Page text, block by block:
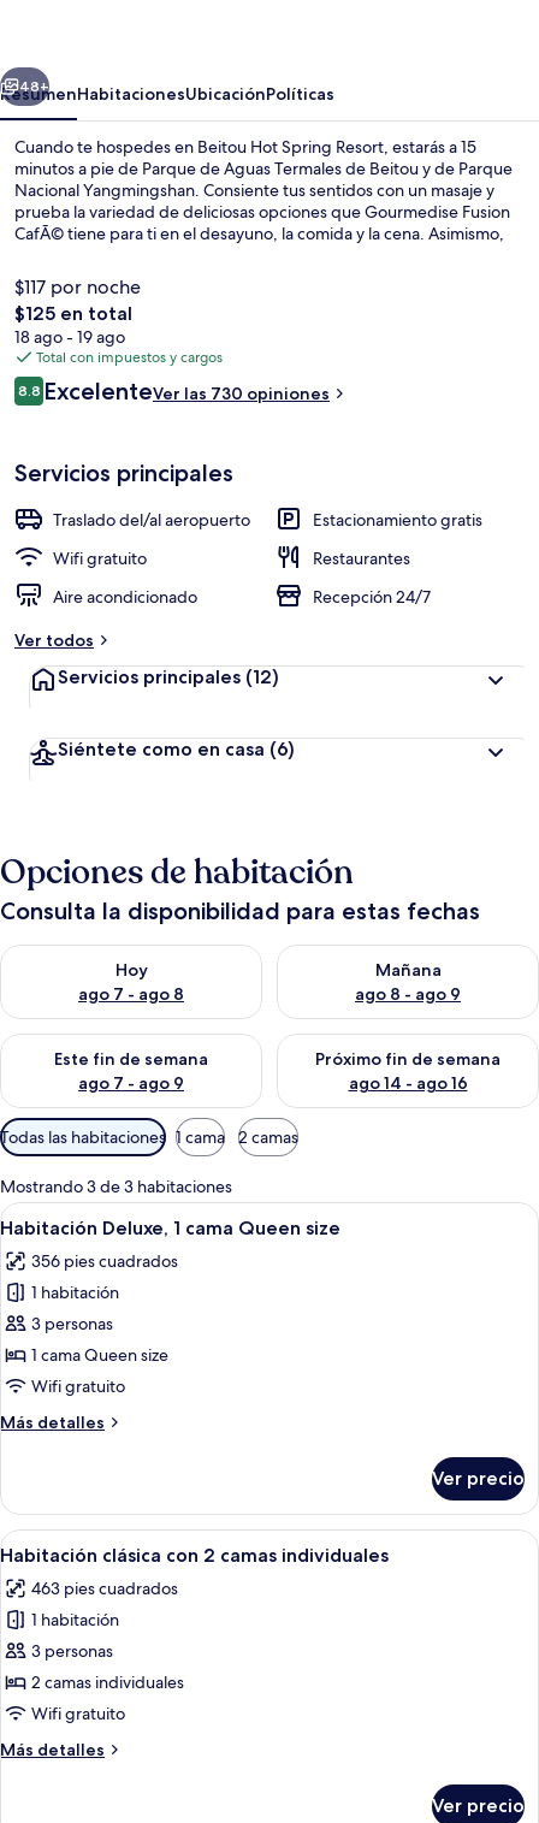
Siguiente
48+
ResumenHabitacionesUbicaciónPolíticas
Cuando te hospedes en Beitou Hot Spring Resort, estarás a 15
minutos a pie de Parque de Aguas Termales de Beitou y de Parque
Nacional Yangmingshan. Consiente tus sentidos con un masaje y
prueba la variedad de deliciosas opciones que Gourmedise Fusion
CafÃ© tiene para ti en el desayuno, la comida y la cena. Asimismo,
minutos en auto. El personal amable y la condición en general están
muy bien calificados por otros visitantes. La propiedad está a una
corta distancia a pie de algunas opciones de transporte público:
Estación de metro de Xinbeitou está a 2 minutos y Estación de
metro de Beitou está a 14 minutos.
$117 por noche
El
precio
total
es
de
$125 en total
18 ago - 19 ago
Total con impuestos y cargos
Opiniones
8.88.8 de 10,
ExcelenteVer las 730 opiniones
Servicios principales
Traslado del/al aeropuerto
Estacionamiento gratis
Wifi gratuito
Restaurantes
Aire acondicionado
Recepción 24/7
Ver todos
Servicios principales (12)
Siéntete como en casa (6)
Opciones de habitación
Consulta la disponibilidad para estas fechas
Hoy
ago 7 - ago 8
Consulta la disponibilidad para hoy ago 7 - ago 8
Mañana
ago 8 - ago 9
Consulta la disponibilidad
Este fin de semana
ago 7 - ago 9
Consulta la disponibilidad para este fin de semana ago 7 -
Próximo fin de semana
ago 14 - ago 16
Consulta la disponibilidad
Filtros
disponibles
para
las
habitaciones
Todas las habitaciones 1 cama 2 camas
Mostrando 3 de 3 habitaciones
Abrir
todas
las
fotos
de
Habitación
Deluxe,
cama
Habitación de hotel con cama,
5
Habitación Deluxe, 1 cama Queen size
356 pies cuadrados
1 habitación
3 personas
1 cama Queen size
Wifi gratuito
Más detalles
Más
Deluxe,
cama
size
Ver precio
Abrir
todas
las
fotos
de
Habitación
clásica
2
Habitación de hotel con dos camas
8
Habitación clásica con 2 camas individuales
463 pies cuadrados
1 habitación
3 personas
2 camas individuales
Wifi gratuito
Más detalles
Más
Ver precio